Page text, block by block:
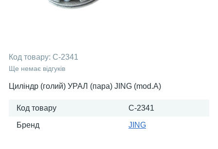
Код товару: C-2341
Ще немає відгуків
Циліндр (голий) УРАЛ (пара) JING (mod.A)
Код товару C-2341
Бренд JING